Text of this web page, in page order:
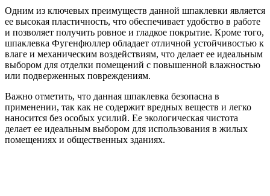
Одним из ключевых преимуществ данной шпаклевки является
ее высокая пластичность, что обеспечивает удобство в работе
и позволяет получить ровное и гладкое покрытие. Кроме того,
шпаклевка Фугенфюллер обладает отличной устойчивостью к
влаге и механическим воздействиям, что делает ее идеальным
выбором для отделки помещений с повышенной влажностью
или подверженных повреждениям.
Важно отметить, что данная шпаклевка безопасна в
применении, так как не содержит вредных веществ и легко
наносится без особых усилий. Ее экологическая чистота
делает ее идеальным выбором для использования в жилых
помещениях и общественных зданиях.